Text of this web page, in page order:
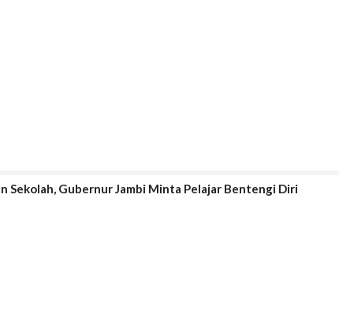
Sekolah, Gubernur Jambi Minta Pelajar Bentengi Diri